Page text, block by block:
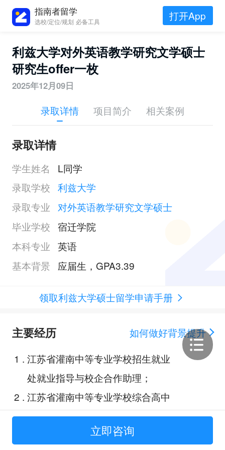
指南者留学
选校/定位/规划 必备工具 打开App
利兹大学对外英语教学研究文学硕士
研究生offer一枚
2025年12月09日
录取详情 项目简介 相关案例
录取详情
学生姓名
L同学
录取学校 利兹大学
录取专业
对外英语教学研究文学硕士
毕业学校 宿迁学院
本科专业 英语
基本背景
应届生，GPA3.39
领取利兹大学硕士留学申请手册
主要经历
如何做好背景提升
1 . 江苏省灌南中等专业学校招生就业
处就业指导与校企合作助理；
2 . 江苏省灌南中等专业学校综合高中
部跟岗教师；
基于平行语料库的中国英语学习者
立即咨询